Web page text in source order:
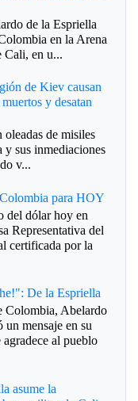
de la Espriella
en la Arena
Cali, en u...
de Kiev causan
y desatan
oleadas de misiles
y sus inmediaciones
v...
para HOY
del dólar hoy en
Representativa del
certificada por la
De la Espriella
Colombia, Abelardo
mensaje en su
al pueblo
asume la